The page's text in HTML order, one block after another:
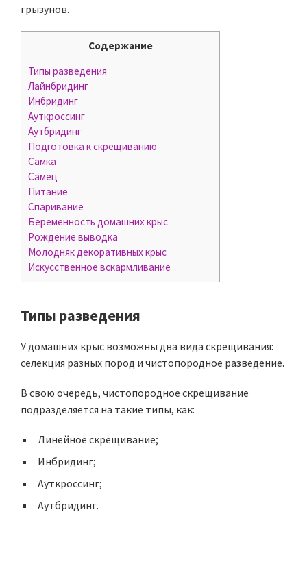
грызунов.
Содержание
Типы разведения
Лайнбридинг
Инбридинг
Ауткроссинг
Аутбридинг
Подготовка к скрещиванию
Самка
Самец
Питание
Спаривание
Беременность домашних крыс
Рождение выводка
Молодняк декоративных крыс
Искусственное вскармливание
Типы разведения
У домашних крыс возможны два вида скрещивания:
селекция разных пород и чистопородное разведение.
В свою очередь, чистопородное скрещивание
подразделяется на такие типы, как:
Линейное скрещивание;
Инбридинг;
Ауткроссинг;
Аутбридинг.